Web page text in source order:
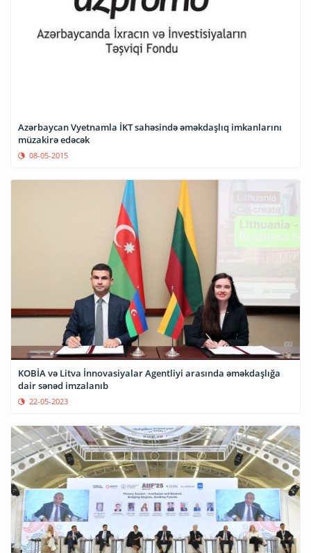
Azərbaycan Vyetnamla İKT sahəsində əməkdaşlıq imkanlarını
müzakirə edəcək
08-05-2015
KOBİA və Litva İnnovasiyalar Agentliyi arasında əməkdaşlığa
dair sənəd imzalanıb
22-05-2023